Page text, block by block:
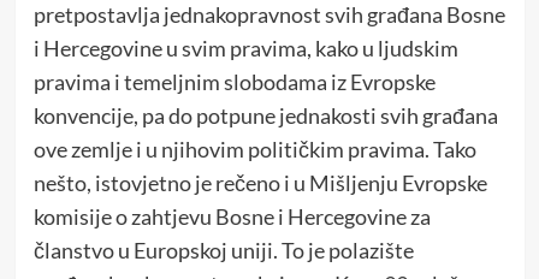
pretpostavlja jednakopravnost svih građana Bosne
i Hercegovine u svim pravima, kako u ljudskim
pravima i temeljnim slobodama iz Evropske
konvencije, pa do potpune jednakosti svih građana
ove zemlje i u njihovim političkim pravima. Tako
nešto, istovjetno je rečeno i u Mišljenju Evropske
komisije o zahtjevu Bosne i Hercegovine za
članstvo u Europskoj uniji. To je polazište